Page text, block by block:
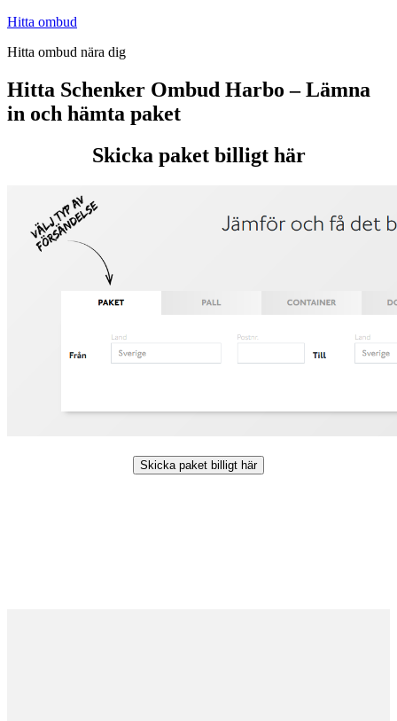
Hoppa
innehåll
Hitta ombud
Hitta ombud nära dig
Hitta Schenker Ombud Harbo – Lämna
in och hämta paket
Skicka paket billigt här
Skicka paket billigt här